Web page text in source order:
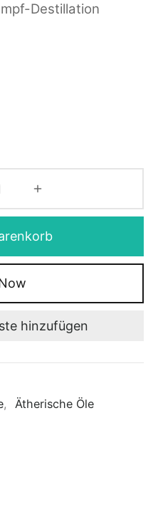
Destillation
hinzufügen
, Ätherische Öle